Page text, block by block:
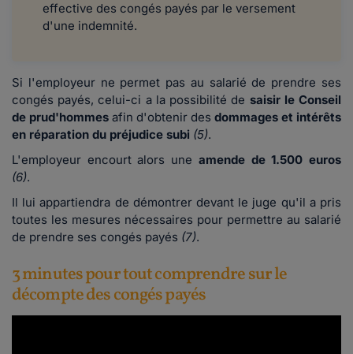
effective des congés payés par le versement
d'une indemnité.
Si l'employeur ne permet pas au salarié de prendre ses
congés payés, celui-ci a la possibilité de saisir le Conseil
de prud'hommes afin d'obtenir des dommages et intérêts
en réparation du préjudice subi (5).
L'employeur encourt alors une amende de 1.500 euros
(6).
Il lui appartiendra de démontrer devant le juge qu'il a pris
toutes les mesures nécessaires pour permettre au salarié
de prendre ses congés payés (7).
3 minutes pour tout comprendre sur le
décompte des congés payés